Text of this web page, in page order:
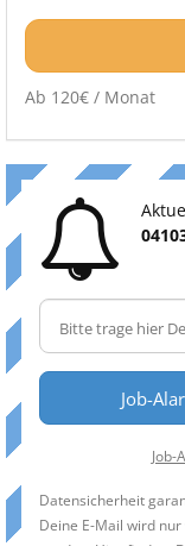
Ab 120€ / Monat
Job-
Job-
Datensicherheit
Deine E-Mail wird